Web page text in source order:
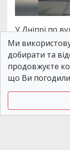
У Дніпрі по
вул.
закінчують
виконують
мережі для
це
Ми
добирати та
продовжуєте
що Ви